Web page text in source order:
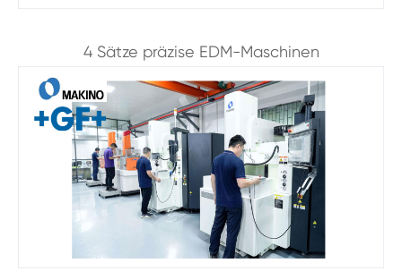
4 Sätze präzise EDM-Maschinen